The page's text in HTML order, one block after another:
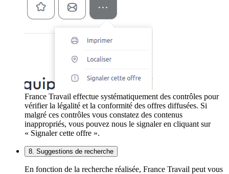
France Travail effectue systématiquement des contrôles pour
vérifier la légalité et la conformité des offres diffusées. Si
malgré ces contrôles vous constatez des contenus
inappropriés, vous pouvez nous le signaler en cliquant sur
« Signaler cette offre ».
8. Suggestions de recherche
En fonction de la recherche réalisée, France Travail peut vous